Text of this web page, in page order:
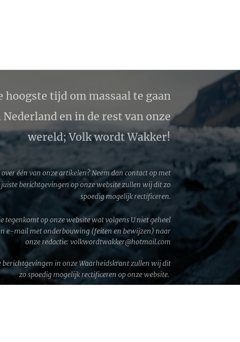
hoogste tijd om massaal te gaan
en in de rest van onze
wereld; Volk wordt Wakker!
één van onze artikelen? Neem dan contact op met
berichtgevingen op onze website zullen wij dit zo
spoedig mogelijk rectificeren.
tegenkomt op onze website wat volgens U niet geheel
e-mail met onderbouwing (feiten en bewijzen) naar
onze redactie: volkwordtwakker@hotmail.com
berichtgevingen in onze Waarheidskrant zullen wij dit
zo spoedig mogelijk rectificeren op onze website.